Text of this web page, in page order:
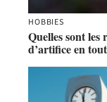
HOBBIES
Quelles sont les
d’artifice en